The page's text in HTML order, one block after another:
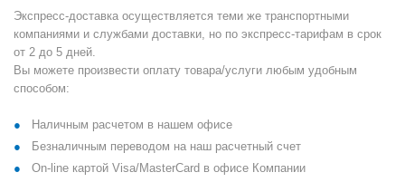
Экспресс-доставка осуществляется теми же транспортными
компаниями и службами доставки, но по экспресс-тарифам в срок
от 2 до 5 дней.
Вы можете произвести оплату товара/услуги любым удобным
способом:
Наличным расчетом в нашем офисе
Безналичным переводом на наш расчетный счет
On-line картой Visa/MasterCard в офисе Компании